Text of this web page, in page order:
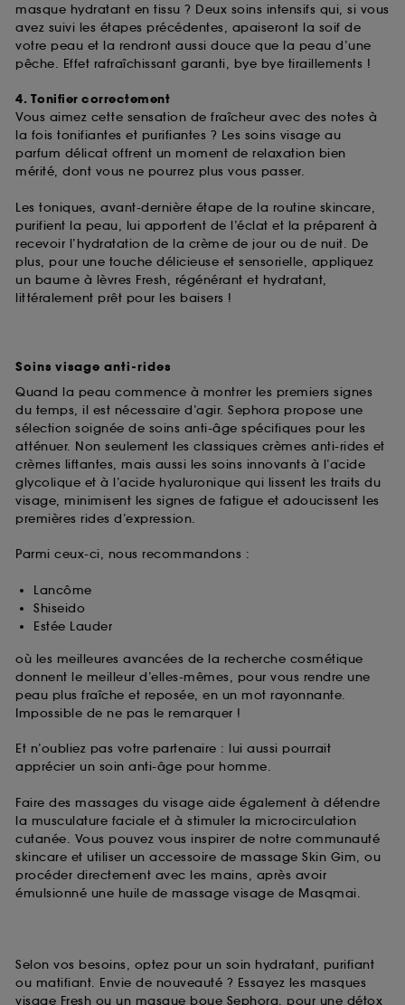
masque hydratant en tissu ? Deux soins intensifs qui, si vous
avez suivi les étapes précédentes, apaiseront la soif de
votre peau et la rendront aussi douce que la peau d’une
pêche. Effet rafraîchissant garanti, bye bye tiraillements !
4. Tonifier correctement
Vous aimez cette sensation de fraîcheur avec des notes à
la fois tonifiantes et purifiantes ? Les soins visage au
parfum délicat offrent un moment de relaxation bien
mérité, dont vous ne pourrez plus vous passer.
Les toniques, avant-dernière étape de la routine skincare,
purifient la peau, lui apportent de l’éclat et la préparent à
recevoir l’hydratation de la crème de jour ou de nuit. De
plus, pour une touche délicieuse et sensorielle, appliquez
un baume à lèvres Fresh, régénérant et hydratant,
littéralement prêt pour les baisers !
Soins visage anti-rides
Quand la peau commence à montrer les premiers signes
du temps, il est nécessaire d’agir. Sephora propose une
sélection soignée de soins anti-âge spécifiques pour les
atténuer. Non seulement les classiques crèmes anti-rides et
crèmes liftantes, mais aussi les soins innovants à l’acide
glycolique et à l’acide hyaluronique qui lissent les traits du
visage, minimisent les signes de fatigue et adoucissent les
premières rides d’expression.
Parmi ceux-ci, nous recommandons :
Lancôme
Shiseido
Estée Lauder
où les meilleures avancées de la recherche cosmétique
donnent le meilleur d’elles-mêmes, pour vous rendre une
peau plus fraîche et reposée, en un mot rayonnante.
Impossible de ne pas le remarquer !
Et n’oubliez pas votre partenaire : lui aussi pourrait
apprécier un soin anti-âge pour homme.
Faire des massages du visage aide également à détendre
la musculature faciale et à stimuler la microcirculation
cutanée. Vous pouvez vous inspirer de notre communauté
skincare et utiliser un accessoire de massage Skin Gim, ou
procéder directement avec les mains, après avoir
émulsionné une huile de massage visage de Masqmai.
Selon vos besoins, optez pour un soin hydratant, purifiant
ou matifiant. Envie de nouveauté ? Essayez les masques
visage Fresh ou un masque boue Sephora, pour une détox